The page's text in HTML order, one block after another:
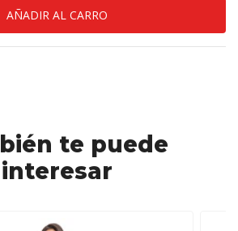
te puede
interesar